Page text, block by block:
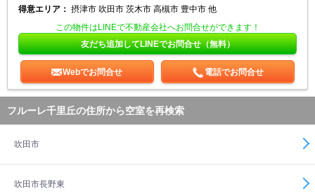
得意エリア： 摂津市 吹田市 茨木市 高槻市 豊中市 他
この物件はLINEで不動産会社へお問合せができます！
友だち追加してLINEでお問合せ（無料）
Webでお問合せ 電話でお問合せ
フルーレ千里丘の住所から空室を再検索
吹田市
吹田市長野東